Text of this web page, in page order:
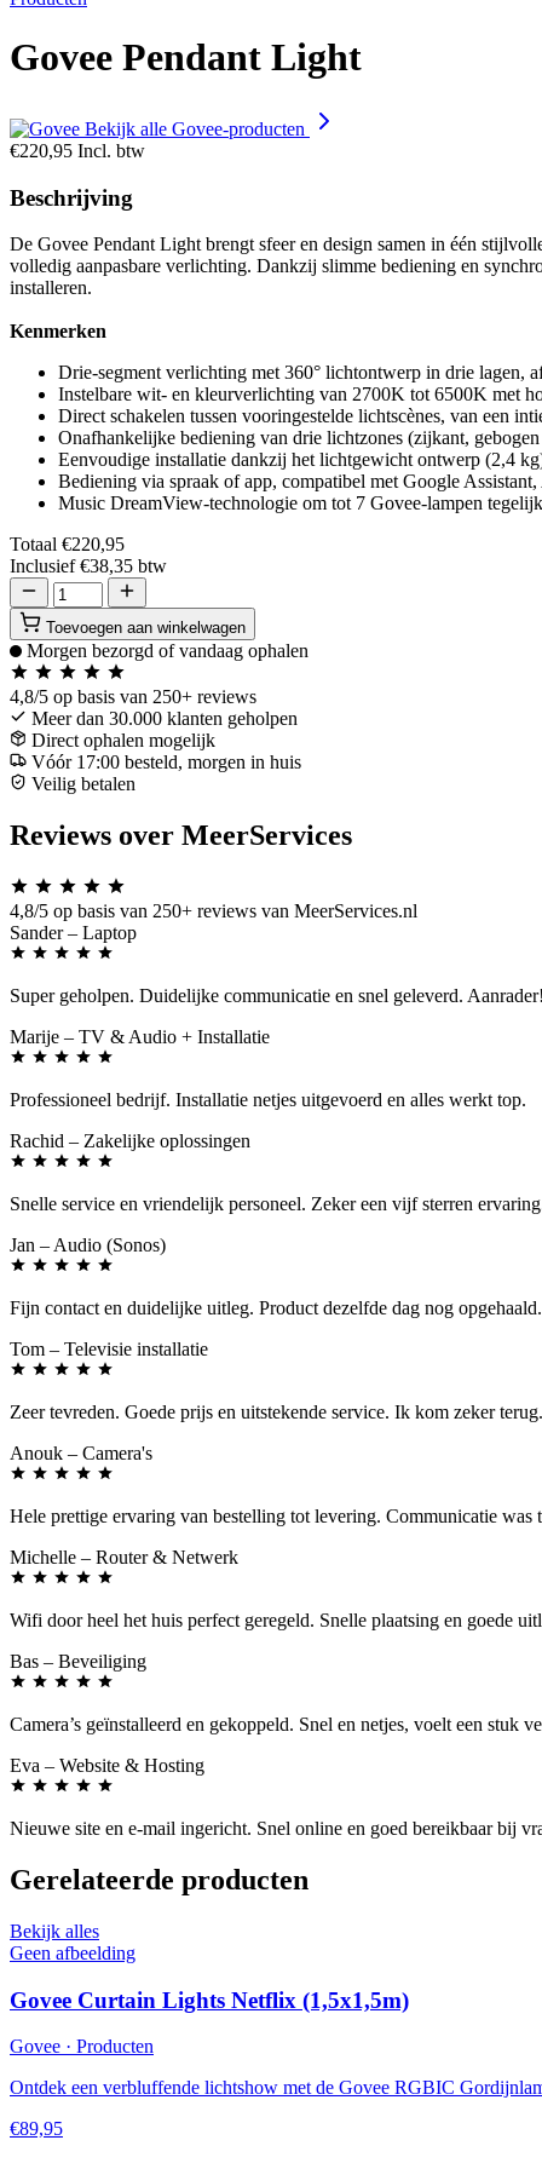
Govee Pendant Light
Bekijk alle Govee-producten
€220,95 Incl. btw
Beschrijving
De Govee Pendant Light brengt sfeer en design samen in één
volledig aanpasbare verlichting. Dankzij slimme bediening en
installeren.
Kenmerken
Drie-segment verlichting met 360° lichtontwerp in drie lagen,
Instelbare wit- en kleurverlichting van 2700K tot 6500K met
Direct schakelen tussen vooringestelde lichtscènes, van een
Onafhankelijke bediening van drie lichtzones (zijkant,
Eenvoudige installatie dankzij het lichtgewicht ontwerp (2,4
Bediening via spraak of app, compatibel met Google
Music DreamView-technologie om tot 7 Govee-lampen
Totaal €220,95
Inclusief€38,35 btw
Toevoegen aan winkelwagen
Morgen bezorgd of vandaag ophalen
4,8/5 op basis van 250+ reviews
Meer dan 30.000 klanten geholpen
Direct ophalen mogelijk
Vóór 17:00 besteld, morgen in huis
Veilig betalen
Reviews over MeerServices
4,8/5 op basis van 250+ reviews van MeerServices.nl
Sander – Laptop
Super geholpen. Duidelijke communicatie en snel geleverd. Aanrader!
Marije – TV & Audio + Installatie
Professioneel bedrijf. Installatie netjes uitgevoerd en alles werkt top.
Rachid – Zakelijke oplossingen
Snelle service en vriendelijk personeel. Zeker een vijf sterren
Jan – Audio (Sonos)
Fijn contact en duidelijke uitleg. Product dezelfde dag nog opgehaald.
Tom – Televisie installatie
Zeer tevreden. Goede prijs en uitstekende service. Ik kom zeker terug.
Anouk – Camera's
Hele prettige ervaring van bestelling tot levering. Communicatie was
Michelle – Router & Netwerk
Wifi door heel het huis perfect geregeld. Snelle plaatsing en goede
Bas – Beveiliging
Camera’s geïnstalleerd en gekoppeld. Snel en netjes, voelt een stuk
Eva – Website & Hosting
Nieuwe site en e-mail ingericht. Snel online en goed bereikbaar bij
Gerelateerde producten
Bekijk alles
Geen afbeelding
Govee Curtain Lights Netflix (1,5x1,5m)
Govee · Producten
Ontdek een verbluffende lichtshow met de Govee RGBIC
€89,95